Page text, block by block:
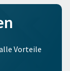
Vorteile